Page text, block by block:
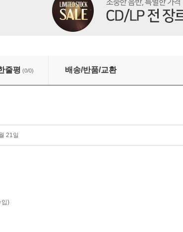
Flight Rock [2LP]
줄평 (0/0) 배송/반품/교환
21일
입)